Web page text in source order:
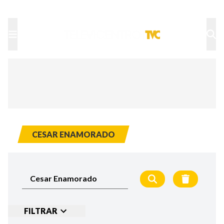
CESAR ENAMORADO
FILTRAR